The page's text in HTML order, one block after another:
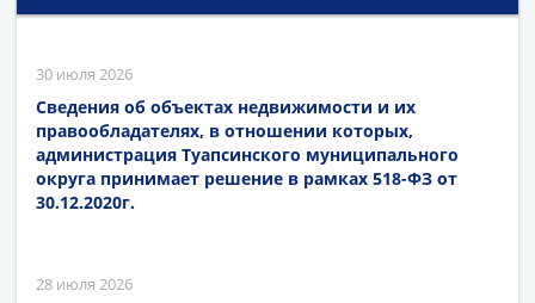
30 июля 2026
Сведения об объектах недвижимости и их
правообладателях, в отношении которых,
администрация Туапсинского муниципального
округа принимает решение в рамках 518-ФЗ от
30.12.2020г.
28 июля 2026